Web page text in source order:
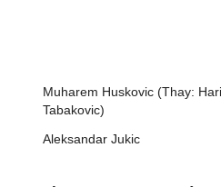
Muharem Huskovic (Thay:
Tabakovic)
Aleksandar Jukic